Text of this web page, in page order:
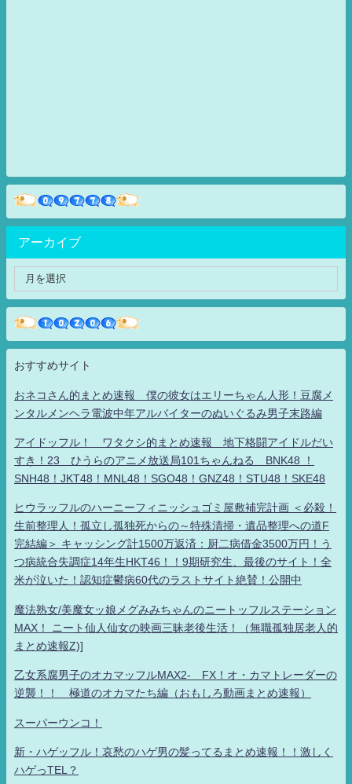
アーカイブ
おすすめサイト
おネコさん的まとめ速報 僕の彼女はエリーちゃん人形！豆腐メ
ンタルメンヘラ電波中年アルバイターのぬいぐるみ男子末路編
アイドッフル！ ワタクシ的まとめ速報 地下格闘アイドルだい
すき！23 ひうらのアニメ放送局101ちゃんねる BNK48 ！
SNH48！JKT48！MNL48！SGO48！GNZ48！STU48！SKE48
ヒウラッフルのハーニーフィニッシュゴミ屋敷補完計画 ＜必殺！
生前整理人！孤立し孤独死からの～特殊清掃・遺品整理への道F
完結編＞ キャッシング計1500万返済：厨二病借金3500万円！う
つ病統合失調症14年生HKT46！！9期研究生、最後のサイト！全
米が泣いた！認知症鬱病60代のラストサイト絶賛！公開中
魔法熟女/美魔女ッ娘メグみみちゃんのニートッフルステーション
MAX！ ニート仙人仙女の映画三昧老後生活！（無職孤独居老人的
まとめ速報Z)]
乙女系腐男子のオカマッフルMAX2- FX！オ・カマトレーダーの
逆襲！！ 極道のオカマたち編（おもしろ動画まとめ速報）
スーパーウンコ！
新・ハゲッフル！哀愁のハゲ男の髪ってるまとめ速報！！激しく
ハゲっTEL？